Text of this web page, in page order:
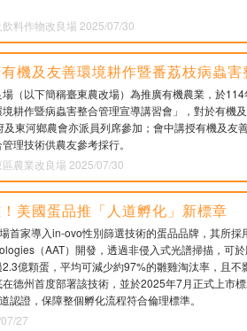
料作物改良場 2025/07/30
機及友善環境耕作暨番荔枝病蟲
（以下簡稱臺東農改場）為推廣有機農業，於
耕作暨病蟲害整合管理宣導講習會」，對於有機
東河鄉農會亦派員列席參加；會中講授有機及友
理技術供農友參考採行。
農業改良場 2025/07/30
美國蛋品推「人道孵化」新標章
首家導入in‑ovo性別篩選技術的蛋品品牌，其所
（AAT）開發，透過非侵入式光譜掃描，可
億顆蛋，平均可減少約97%的雛雞淘汰率，且
德州首度部署該技術，並於2025年7月正式上市
證，保障整個孵化流程符合倫理標準。
27